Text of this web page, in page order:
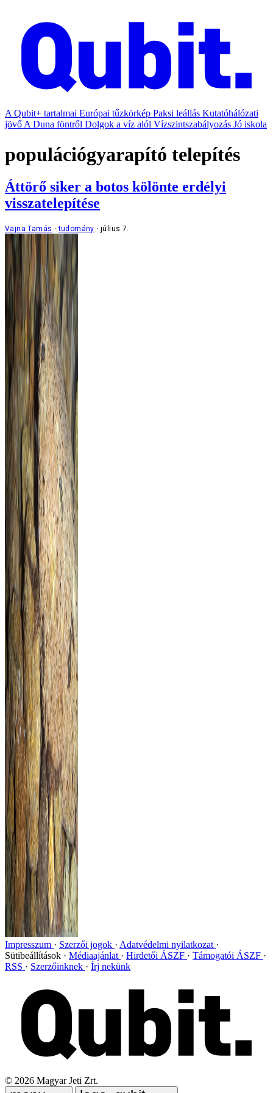
A Qubit+ tartalmai Európai tűzkörkép Paksi leállás Kutatóhálózati
jövő A Duna föntről Dolgok a víz alól Vízszintszabályozás Jó iskola
populációgyarapító telepítés
Áttörő siker a botos kölönte erdélyi
visszatelepítése
Vajna Tamás tudomány július 7.
Impresszum Szerzői jogok
Adatvédelmi nyilatkozat
Sütibeállítások
Médiaajánlat Hirdetői ÁSZF
Támogatói ÁSZF
RSS
Szerzőinknek Írj nekünk
© 2026 Magyar Jeti Zrt.